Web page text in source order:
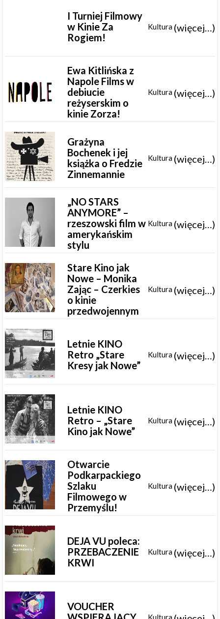
I Turniej Filmowy
w Kinie Za
Rogiem!
Kultura (więcej…)
Ewa Kitlińska z
Napole Films w
debiucie
reżyserskim o
kinie Zorza!
Kultura (więcej…)
Grażyna
Bochenek i jej
książka o Fredzie
Zinnemannie
Kultura (więcej…)
„NO STARS
ANYMORE” –
rzeszowski film w
amerykańskim
stylu
Kultura (więcej…)
Stare Kino jak
Nowe – Monika
Zając – Czerkies
o kinie
przedwojennym
Kultura (więcej…)
Letnie KINO
Retro „Stare
Kresy jak Nowe”
Kultura (więcej…)
Letnie KINO
Retro – „Stare
Kino jak Nowe”
Kultura (więcej…)
Otwarcie
Podkarpackiego
Szlaku
Filmowego w
Przemyślu!
Kultura (więcej…)
DEJA VU poleca:
PRZEBACZENIE
KRWI
Kultura (więcej…)
VOUCHER